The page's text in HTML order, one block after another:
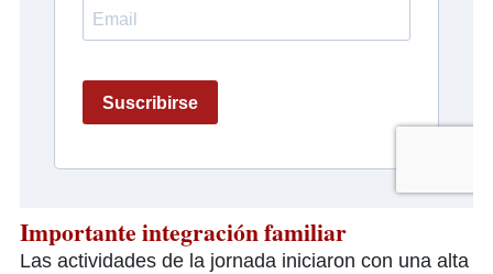
Importante integración familiar
Las actividades de la jornada iniciaron con una alta